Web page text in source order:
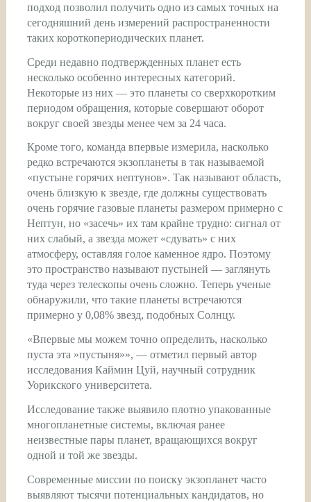
подход позволил получить одно из самых точных на
сегодняшний день измерений распространенности
таких короткопериодических планет.
Среди недавно подтвержденных планет есть
несколько особенно интересных категорий.
Некоторые из них — это планеты со сверхкоротким
периодом обращения, которые совершают оборот
вокруг своей звезды менее чем за 24 часа.
Кроме того, команда впервые измерила, насколько
редко встречаются экзопланеты в так называемой
«пустыне горячих нептунов». Так называют область,
очень близкую к звезде, где должны существовать
очень горячие газовые планеты размером примерно с
Нептун, но «засечь» их там крайне трудно: сигнал от
них слабый, а звезда может «сдувать» с них
атмосферу, оставляя голое каменное ядро. Поэтому
это пространство называют пустыней — заглянуть
туда через телескопы очень сложно. Теперь ученые
обнаружили, что такие планеты встречаются
примерно у 0,08% звезд, подобных Солнцу.
«Впервые мы можем точно определить, насколько
пуста эта »пустыня»», — отметил первый автор
исследования Каймин Цуй, научный сотрудник
Уорикского университета.
Исследование также выявило плотно упакованные
многопланетные системы, включая ранее
неизвестные пары планет, вращающихся вокруг
одной и той же звезды.
Современные миссии по поиску экзопланет часто
выявляют тысячи потенциальных кандидатов, но